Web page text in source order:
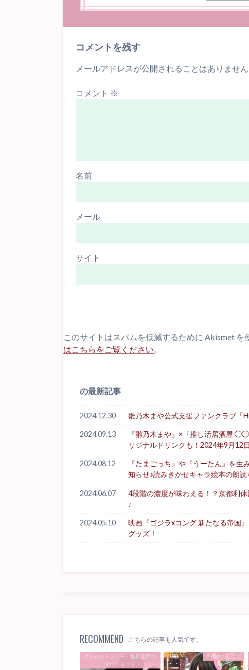
コメントを残す
メールアドレスが公開されることはありません
コメント ※
名前
メール
サイト
このサイトはスパムを低減するために Akismet を
はこちらをご覧ください。
の最新記事
2024.12.30 雛乃木まや公式支援ファンクラブ「
2024.09.13
『雛乃木まや』×『推し活居酒屋
リジナルドリンクも！2024年9月12
2024.08.12
『たまごっち』や『うーたん』を
知らせ♪読みきかせキャラ絵本の朗
2024.06.07
4段階の濃度が味わえる！？京都利
♪
2024.05.10
映画『ゴジラxコング 新たなる帝国
グッズ！
RECOMMEND こちらの記事も人気です。
クレジットフリー・無料音声の
ダウンロード
声優のおしごと